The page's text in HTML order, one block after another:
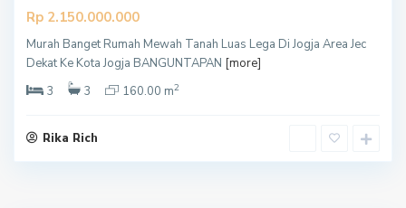
Rp 2.150.000.000
Murah Banget Rumah Mewah Tanah Luas Lega Di Jogja Area Jec
Dekat Ke Kota Jogja BANGUNTAPAN [more]
3
3 160.00 m2
Rika Rich